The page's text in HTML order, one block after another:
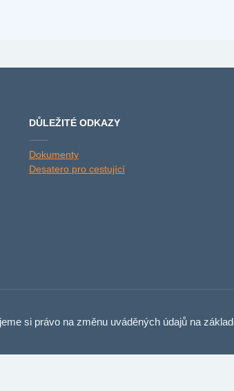
DŮLEŽITÉ ODKAZY
Dokumenty
Desatero pro cestující
si právo na změnu uváděných údajů na